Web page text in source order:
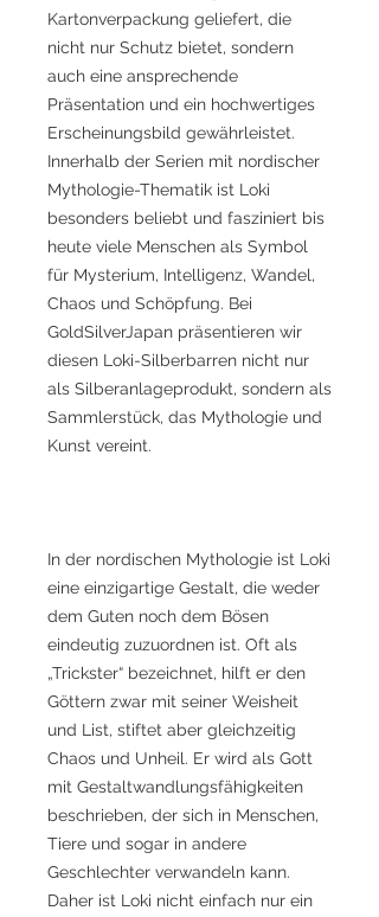
Kartonverpackung geliefert, die
nicht nur Schutz bietet, sondern
auch eine ansprechende
Präsentation und ein hochwertiges
Erscheinungsbild gewährleistet.
Innerhalb der Serien mit nordischer
Mythologie-Thematik ist Loki
besonders beliebt und fasziniert bis
heute viele Menschen als Symbol
für Mysterium, Intelligenz, Wandel,
Chaos und Schöpfung. Bei
GoldSilverJapan präsentieren wir
diesen Loki-Silberbarren nicht nur
als Silberanlageprodukt, sondern als
Sammlerstück, das Mythologie und
Kunst vereint.
In der nordischen Mythologie ist Loki
eine einzigartige Gestalt, die weder
dem Guten noch dem Bösen
eindeutig zuzuordnen ist. Oft als
„Trickster“ bezeichnet, hilft er den
Göttern zwar mit seiner Weisheit
und List, stiftet aber gleichzeitig
Chaos und Unheil. Er wird als Gott
mit Gestaltwandlungsfähigkeiten
beschrieben, der sich in Menschen,
Tiere und sogar in andere
Geschlechter verwandeln kann.
Daher ist Loki nicht einfach nur ein